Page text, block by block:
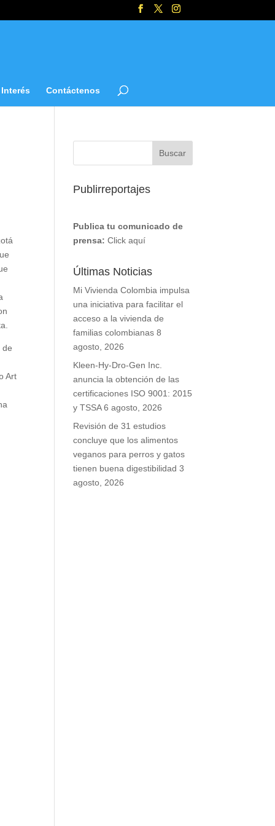
Contáctenos
de
Art
Publirreportajes
Publica tu comunicado de
prensa: Click aquí
Últimas Noticias
Mi Vivienda Colombia impulsa
una iniciativa para facilitar el
acceso a la vivienda de
familias colombianas 8
agosto, 2026
Kleen-Hy-Dro-Gen Inc.
anuncia la obtención de las
certificaciones ISO 9001: 2015
y TSSA 6 agosto, 2026
Revisión de 31 estudios
concluye que los alimentos
veganos para perros y gatos
tienen buena digestibilidad 3
agosto, 2026